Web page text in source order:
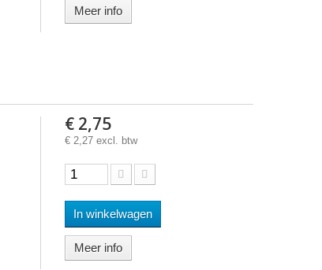
Meer info
€ 2,75
€ 2,27 excl. btw
In winkelwagen
Meer info